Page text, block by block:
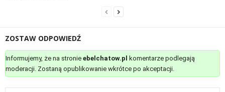
ZOSTAW ODPOWIEDŹ
Informujemy, że na stronie ebelchatow.pl komentarze podlegają
moderacji. Zostaną opublikowanie wkrótce po akceptacji.